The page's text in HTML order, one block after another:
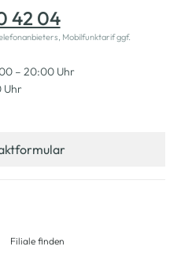
42 04
Mobilfunktarif ggf.
– 20:00 Uhr
Uhr
Filiale finden